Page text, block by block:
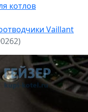
котлов
Vaillant